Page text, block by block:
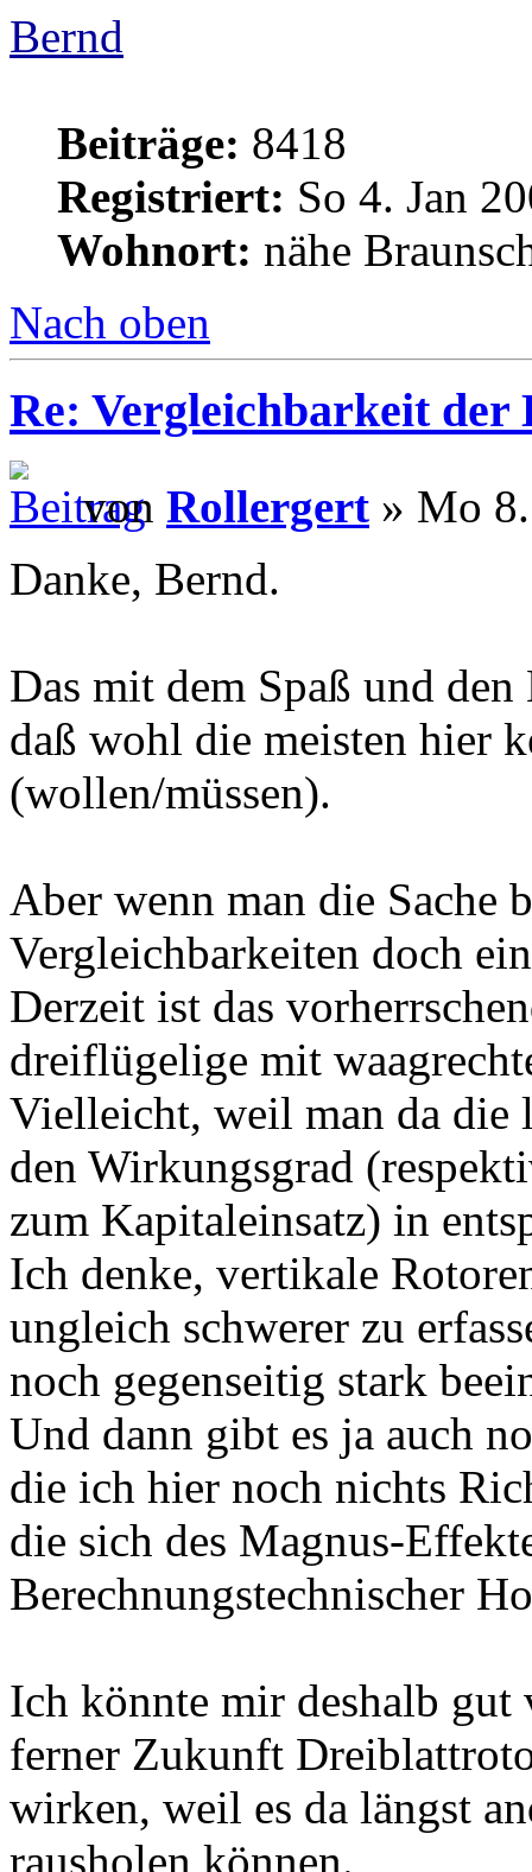
Bernd
Beiträge: 8418
Registriert: So 4. Jan
Wohnort: nähe
Nach oben
Re: Vergleichbarkeit der
von Rollergert » Mo
Danke, Bernd.
Das mit dem Spaß und
daß wohl die meisten hier
(wollen/müssen).
Aber wenn man die Sache
Vergleichbarkeiten doch
Derzeit ist das
dreiflügelige mit
Vielleicht, weil man da die
den Wirkungsgrad
zum Kapitaleinsatz) in
Ich denke, vertikale
ungleich schwerer zu
noch gegenseitig stark
Und dann gibt es ja auch
die ich hier noch nichts
die sich des Magnus-
Berechnungstechnischer
Ich könnte mir deshalb
ferner Zukunft
wirken, weil es da längst
rausholen können.